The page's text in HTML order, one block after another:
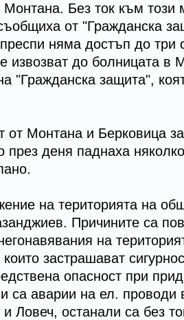
Без ток към този
от "Гражданска
няма достъп до три
извозват до болницата в
"Гражданска защита",
от Монтана и Берковица
през деня паднаха
на територията на
Причините са
на
застрашават
опасност при
са аварии на ел. проводи
Ловеч, останали са без